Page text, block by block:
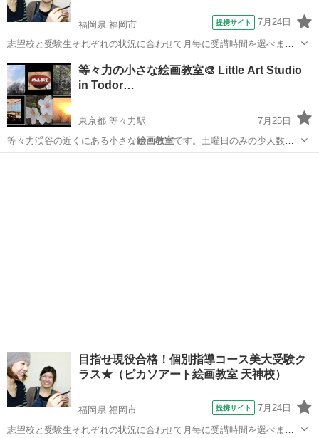
福岡県 福岡市 提携サイト 7月24日
志望校と受験生それぞれの状況に合わせて月毎に受講時間を選べま
す。九州産業大学芸術学部や福岡教育大学美術科など特に地元の芸術
系大学・短大の現役合格に力を入れています。 １８年間の合格実績で
一人ひとりの志望校に合わせた個別カリキ...
福岡 福岡市 デッサン
等々力の小さな絵画教室🎨 Little Art Studio
in Todor…
東京都 等々力駅
7月25日
等々力渓谷の近くにある小さな絵画教室です。土曜日のみの少人数の
教室です。…
目指せ現役合格！個別指導コース美大受験ク
ラス★（ピカソアート絵画教室 天神校）
福岡県 福岡市 提携サイト 7月24日
志望校と受験生それぞれの状況に合わせて月毎に受講時間を選べま